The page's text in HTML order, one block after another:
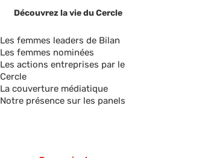
Découvrez la vie du Cercle
Les femmes leaders de Bilan
Les femmes nominées
Les actions entreprises par le
Cercle
La couverture médiatique
Notre présence sur les panels